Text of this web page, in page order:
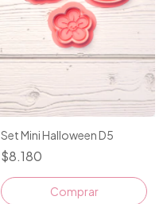
Set Mini Halloween D5
$8.180